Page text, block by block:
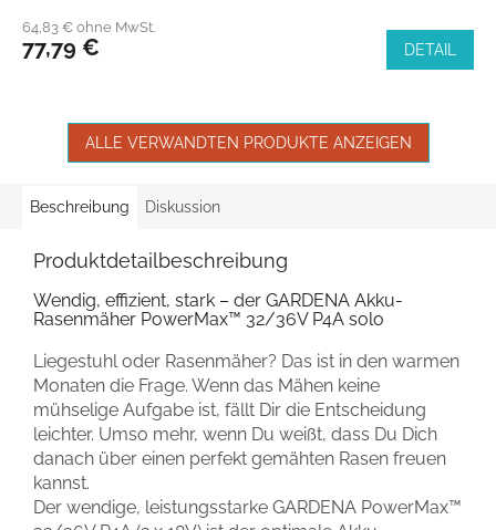
64,83 € ohne MwSt.
77,79 € DETAIL
ALLE VERWANDTEN PRODUKTE ANZEIGEN
Beschreibung Diskussion
Produktdetailbeschreibung
Wendig, effizient, stark – der GARDENA Akku-
Rasenmäher PowerMax™ 32/36V P4A solo
Liegestuhl oder Rasenmäher? Das ist in den warmen
Monaten die Frage. Wenn das Mähen keine
mühselige Aufgabe ist, fällt Dir die Entscheidung
leichter. Umso mehr, wenn Du weißt, dass Du Dich
danach über einen perfekt gemähten Rasen freuen
kannst.
Der wendige, leistungsstarke GARDENA PowerMax™